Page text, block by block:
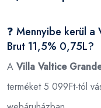
❓ Mennyibe kerül
Brut 11,5% 0,75L?
A Villa Valtice
terméket 5 099Ft-tól